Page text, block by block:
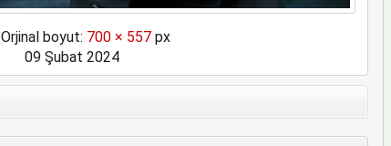
Orjinal boyut: 700 × 557px
09 Şubat 2024